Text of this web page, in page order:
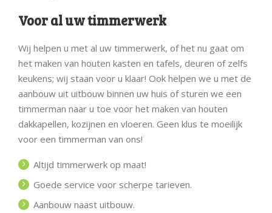
Voor al uw timmerwerk
Wij helpen u met al uw timmerwerk, of het nu gaat om
het maken van houten kasten en tafels, deuren of zelfs
keukens; wij staan voor u klaar! Ook helpen we u met de
aanbouw uit uitbouw binnen uw huis of sturen we een
timmerman naar u toe voor het maken van houten
dakkapellen, kozijnen en vloeren. Geen klus te moeilijk
voor een timmerman van ons!
Altijd timmerwerk op maat!
Goede service voor scherpe tarieven.
Aanbouw naast uitbouw.